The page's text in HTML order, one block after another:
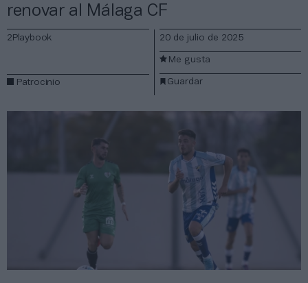
renovar al Málaga CF
2Playbook
Patrocinio
20 de julio de 2025
Guardar
Me gusta